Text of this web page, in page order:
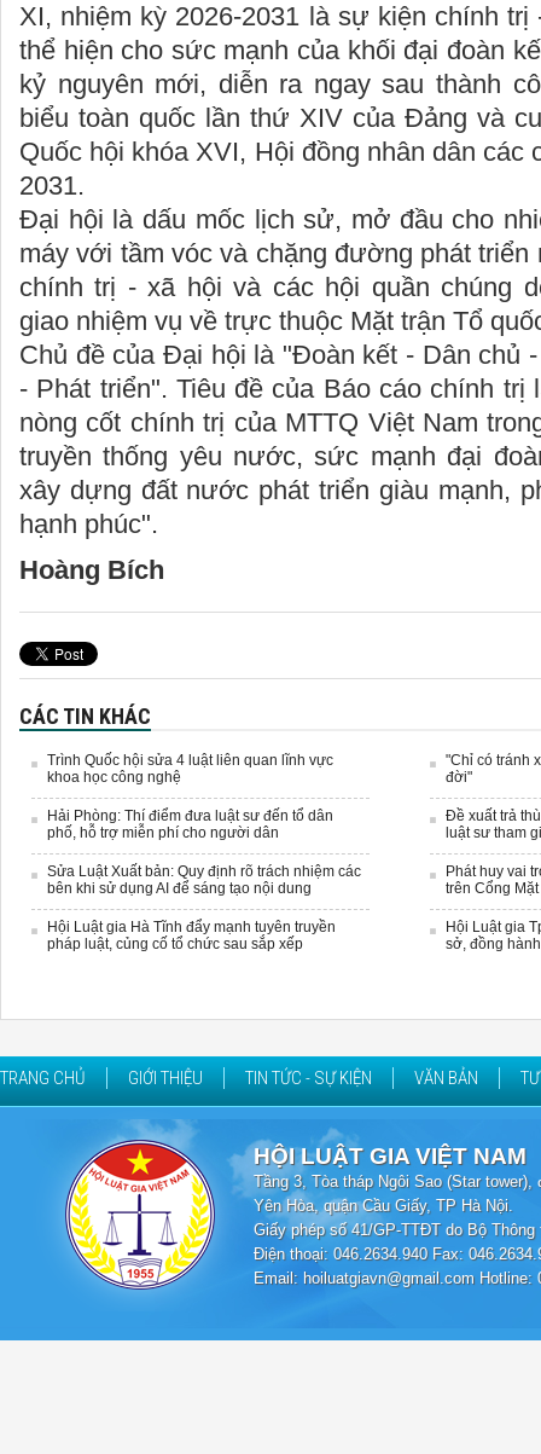
XI, nhiệm kỳ 2026-2031 là sự kiện chính trị
thể hiện cho sức mạnh của khối đại đoàn
kỷ nguyên mới, diễn ra ngay sau thành
biểu toàn quốc lần thứ XIV của Đảng và
Quốc hội khóa XVI, Hội đồng nhân dân các
2031.
Đại hội là dấu mốc lịch sử, mở đầu cho
máy với tầm vóc và chặng đường phát
chính trị - xã hội và các hội quần chúng
giao nhiệm vụ về trực thuộc Mặt trận Tổ
Chủ đề của Đại hội là "Đoàn kết - Dân chủ
- Phát triển". Tiêu đề của Báo cáo chính trị
nòng cốt chính trị của MTTQ Việt Nam
truyền thống yêu nước, sức mạnh đại
xây dựng đất nước phát triển giàu mạnh,
hạnh phúc".
Hoàng Bích
CÁC TIN KHÁC
Trình Quốc hội sửa 4 luật liên quan lĩnh vực
khoa học công nghệ
Hải Phòng: Thí điểm đưa luật sư đến tổ dân
phố, hỗ trợ miễn phí cho người dân
Sửa Luật Xuất bản: Quy định rõ trách nhiệm các
bên khi sử dụng AI để sáng tạo nội dung
Hội Luật gia Hà Tĩnh đẩy mạnh tuyên truyền
pháp luật, củng cố tổ chức sau sắp xếp
"Chỉ có tránh
đời"
Đề xuất trả
luật sư tham
Phát huy vai
trên Cổng
Hội Luật gia
sở, đồng
TRANG CHỦ GIỚI THIỆU TIN TỨC - SỰ KIỆN VĂN BẢN
HỘI LUẬT GIA VIỆT NAM
Tầng 3, Tòa tháp Ngôi Sao (Star
Yên Hòa, quận Cầu Giấy, TP Hà Nội.
Giấy phép số 41/GP-TTĐT do Bộ
Điện thoại: 046.2634.940 Fax:
Email: hoiluatgiavn@gmail.com Hotline: